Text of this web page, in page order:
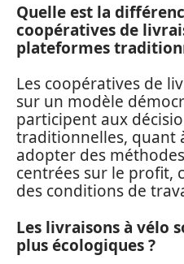
Quelle est la
coopératives de
plateformes
Les coopératives de
sur un modèle
participent aux
traditionnelles, quant
adopter des
centrées sur le profit,
des conditions de
Les livraisons à vélo
plus écologiques ?